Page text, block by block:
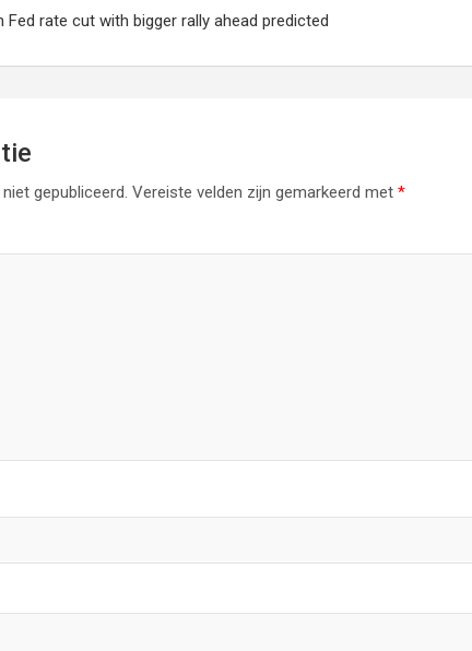
rate cut with bigger rally ahead predicted
gepubliceerd. Vereiste velden zijn gemarkeerd met *